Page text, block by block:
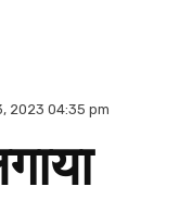
2023 04:35 pm